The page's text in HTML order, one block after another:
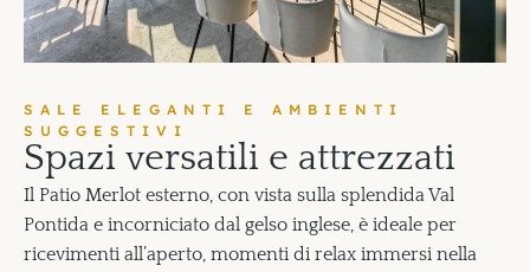
SALE ELEGANTI E AMBIENTI
SUGGESTIVI
Spazi versatili e attrezzati
Il Patio Merlot esterno, con vista sulla splendida Val
Pontida e incorniciato dal gelso inglese, è ideale per
ricevimenti all’aperto, momenti di relax immersi nella